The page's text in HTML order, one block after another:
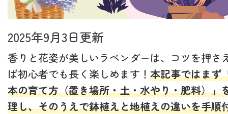
2025年9月3日更新
香りと花姿が美しいラベンダーは、コツを押さ
ば初心者でも長く楽しめます！ 本記事ではまず
本の育て方（置き場所・土・水やり・肥料）」
理し、そのうえで鉢植えと地植えの違いを手順